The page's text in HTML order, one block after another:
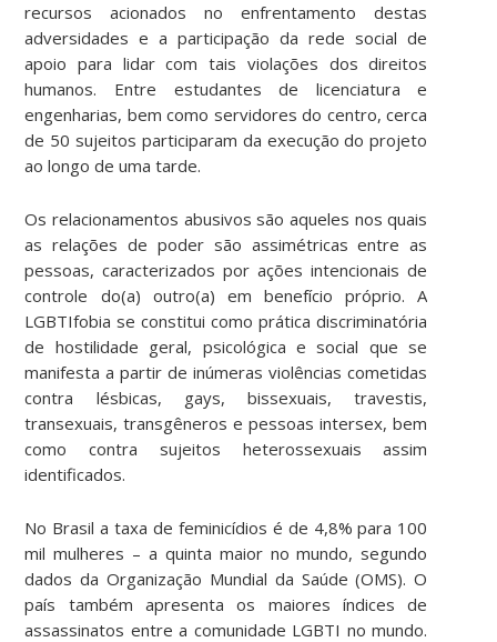
recursos acionados no enfrentamento destas
adversidades e a participação da rede social de
apoio para lidar com tais violações dos direitos
humanos. Entre estudantes de licenciatura e
engenharias, bem como servidores do centro, cerca
de 50 sujeitos participaram da execução do projeto
ao longo de uma tarde.
Os relacionamentos abusivos são aqueles nos quais
as relações de poder são assimétricas entre as
pessoas, caracterizados por ações intencionais de
controle do(a) outro(a) em benefício próprio. A
LGBTIfobia se constitui como prática discriminatória
de hostilidade geral, psicológica e social que se
manifesta a partir de inúmeras violências cometidas
contra lésbicas, gays, bissexuais, travestis,
transexuais, transgêneros e pessoas intersex, bem
como contra sujeitos heterossexuais assim
identificados.
No Brasil a taxa de feminicídios é de 4,8% para 100
mil mulheres – a quinta maior no mundo, segundo
dados da Organização Mundial da Saúde (OMS). O
país também apresenta os maiores índices de
assassinatos entre a comunidade LGBTI no mundo.